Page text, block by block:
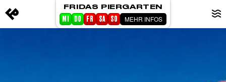
FRIDAS PIERGARTEN
MI DO FR SA SO MEHR INFOS